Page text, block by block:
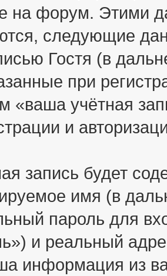
на форум. Этими
следующие
Гостя (в
при
«ваша учётная
и
запись будет
имя (в
пароль для
и реальный
информация из